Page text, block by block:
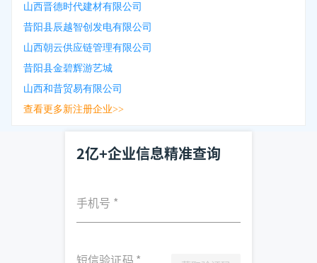
山西晋德时代建材有限公司
昔阳县辰越智创发电有限公司
山西朝云供应链管理有限公司
昔阳县金碧辉游艺城
山西和昔贸易有限公司
查看更多新注册企业>>
2亿+企业信息精准查询
手机号 *